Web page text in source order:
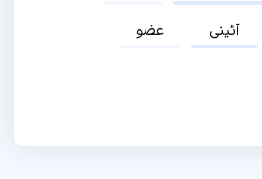
عضو
آئینی